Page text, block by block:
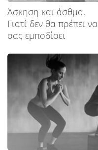
Άσκηση και άσθμα.
Γιατί δεν θα πρέπει να
σας εμποδίσει